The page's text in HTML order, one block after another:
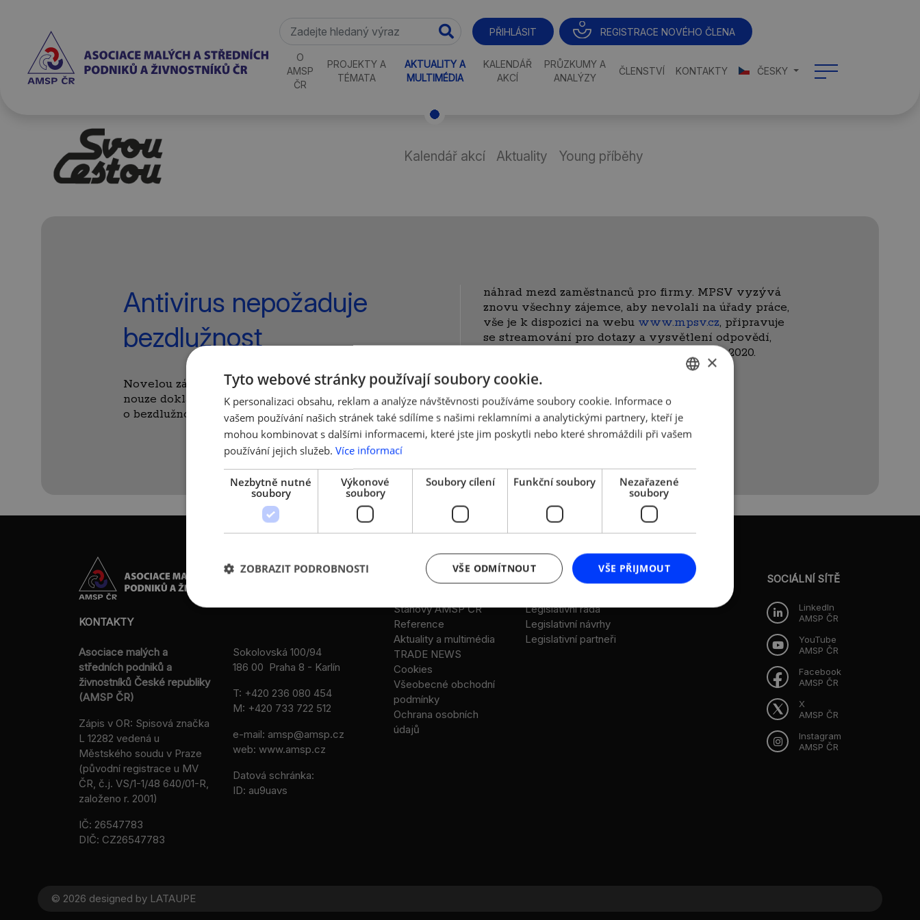
PŘIHLÁSIT REGISTRACE NOVÉHO ČLENA
O
AMSP
ČR
PROJEKTY A
TÉMATA
AKTUALITY A
MULTIMÉDIA
KALENDÁŘ
AKCÍ
PRŮZKUMY A
ANALÝZY
ČLENSTVÍ KONTAKTY ČESKY
Kalendář akcí Aktuality Young příběhy
Antivirus nepožaduje
bezdlužnost
Novelou zákona o zaměstnanosti se ruší v době stavu
nouze dokládat v projektu Antivirus potvrzení
o bezdlužnosti. Cílem je urychlení procesu vyplácení
náhrad mezd zaměstnanců pro firmy. MPSV vyzývá
znovu všechny zájemce, aby nevolali na úřady práce,
vše je k dispozici na webu www.mpsv.cz, připravuje
se streamování pro dotazy a vysvětlení odpovědí,
instruktážní videa. Vše se spouští 6. dubna 2020.
KONTAKTY
Asociace malých a
středních podniků a
živnostníků České republiky
(AMSP ČR)
Zápis v OR: Spisová značka
L 12282 vedená u
Městského soudu v Praze
(původní registrace u MV
ČR, č.j. VS/1-1/48 640/01-R,
založeno r. 2001)
IČ: 26547783
DIČ: CZ26547783
Sokolovská 100/94
186 00 Praha 8 - Karlín
T: +420 236 080 454
M: +420 733 722 512
e-mail: amsp@amsp.cz
web: www.amsp.cz
Datová schránka:
ID: au9uavs
DALŠÍ ODKAZY
Stanovy AMSP ČR
Reference
Aktuality a multimédia
TRADE NEWS
Cookies
Všeobecné obchodní
podmínky
Ochrana osobních
údajů
LEGISLATIVA
Legislativní rada
Legislativní návrhy
Legislativní partneři
O AMSP ČR
Představenstvo
SOCIÁLNÍ SÍTĚ
LinkedIn
AMSP ČR
YouTube
AMSP ČR
Facebook
AMSP ČR
X
AMSP ČR
Instagram
AMSP ČR
© 2026 designed by LATAUPE
ENGLISH
×
Tyto webové stránky používají soubory cookie.
K personalizaci obsahu, reklam a analýze návštěvnosti používáme soubory cookie. Informace o
vašem používání našich stránek také sdílíme s našimi reklamními a analytickými partnery, kteří je
mohou kombinovat s dalšími informacemi, které jste jim poskytli nebo které shromáždili při vašem
používání jejich služeb. Více informací
Nezbytně nutné
soubory
Výkonové
soubory
Soubory cílení Funkční soubory
Nezařazené
soubory
VŠE PŘIJMOUT
VŠE ODMÍTNOUT
ZOBRAZIT PODROBNOSTI